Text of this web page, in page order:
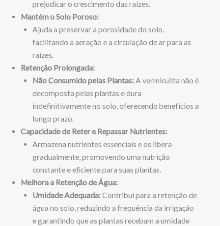
prejudicar o crescimento das raízes.
Mantém o Solo Poroso:
Ajuda a preservar a porosidade do solo,
facilitando a aeração e a circulação de ar para as
raízes.
Retenção Prolongada:
Não Consumido pelas Plantas:A vermiculita não é
decomposta pelas plantas e dura
indefinitivamente no solo, oferecendo benefícios a
longo prazo.
Capacidade de Reter e Repassar Nutrientes:
Armazena nutrientes essenciais e os libera
gradualmente, promovendo uma nutrição
constante e eficiente para suas plantas.
Melhora a Retenção de Água:
Umidade Adequada:Contribui para a retenção de
água no solo, reduzindo a frequência da irrigação
e garantindo que as plantas recebam a umidade